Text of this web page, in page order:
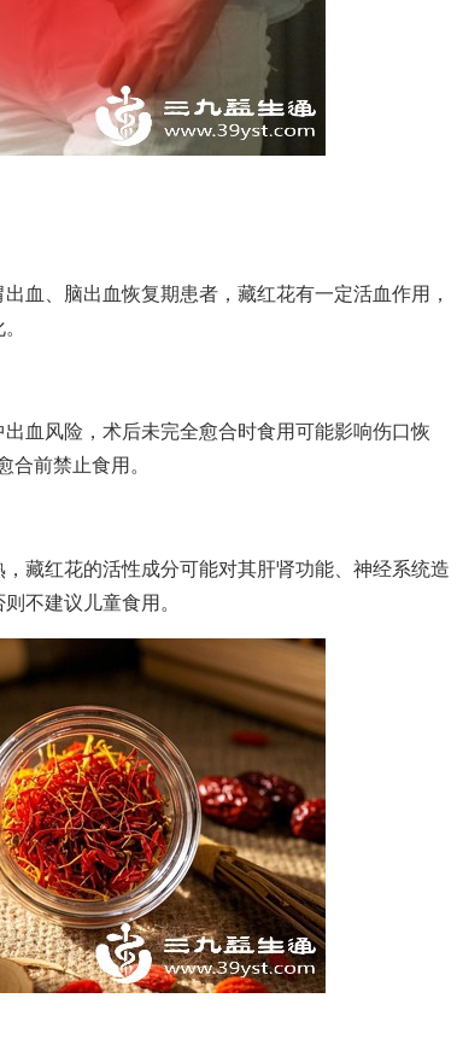
、脑出血恢复期患者，藏红花有一定活血作用，
风险，术后未完全愈合时食用可能影响伤口恢
合前禁止食用。
红花的活性成分可能对其肝肾功能、神经系统造
不建议儿童食用。